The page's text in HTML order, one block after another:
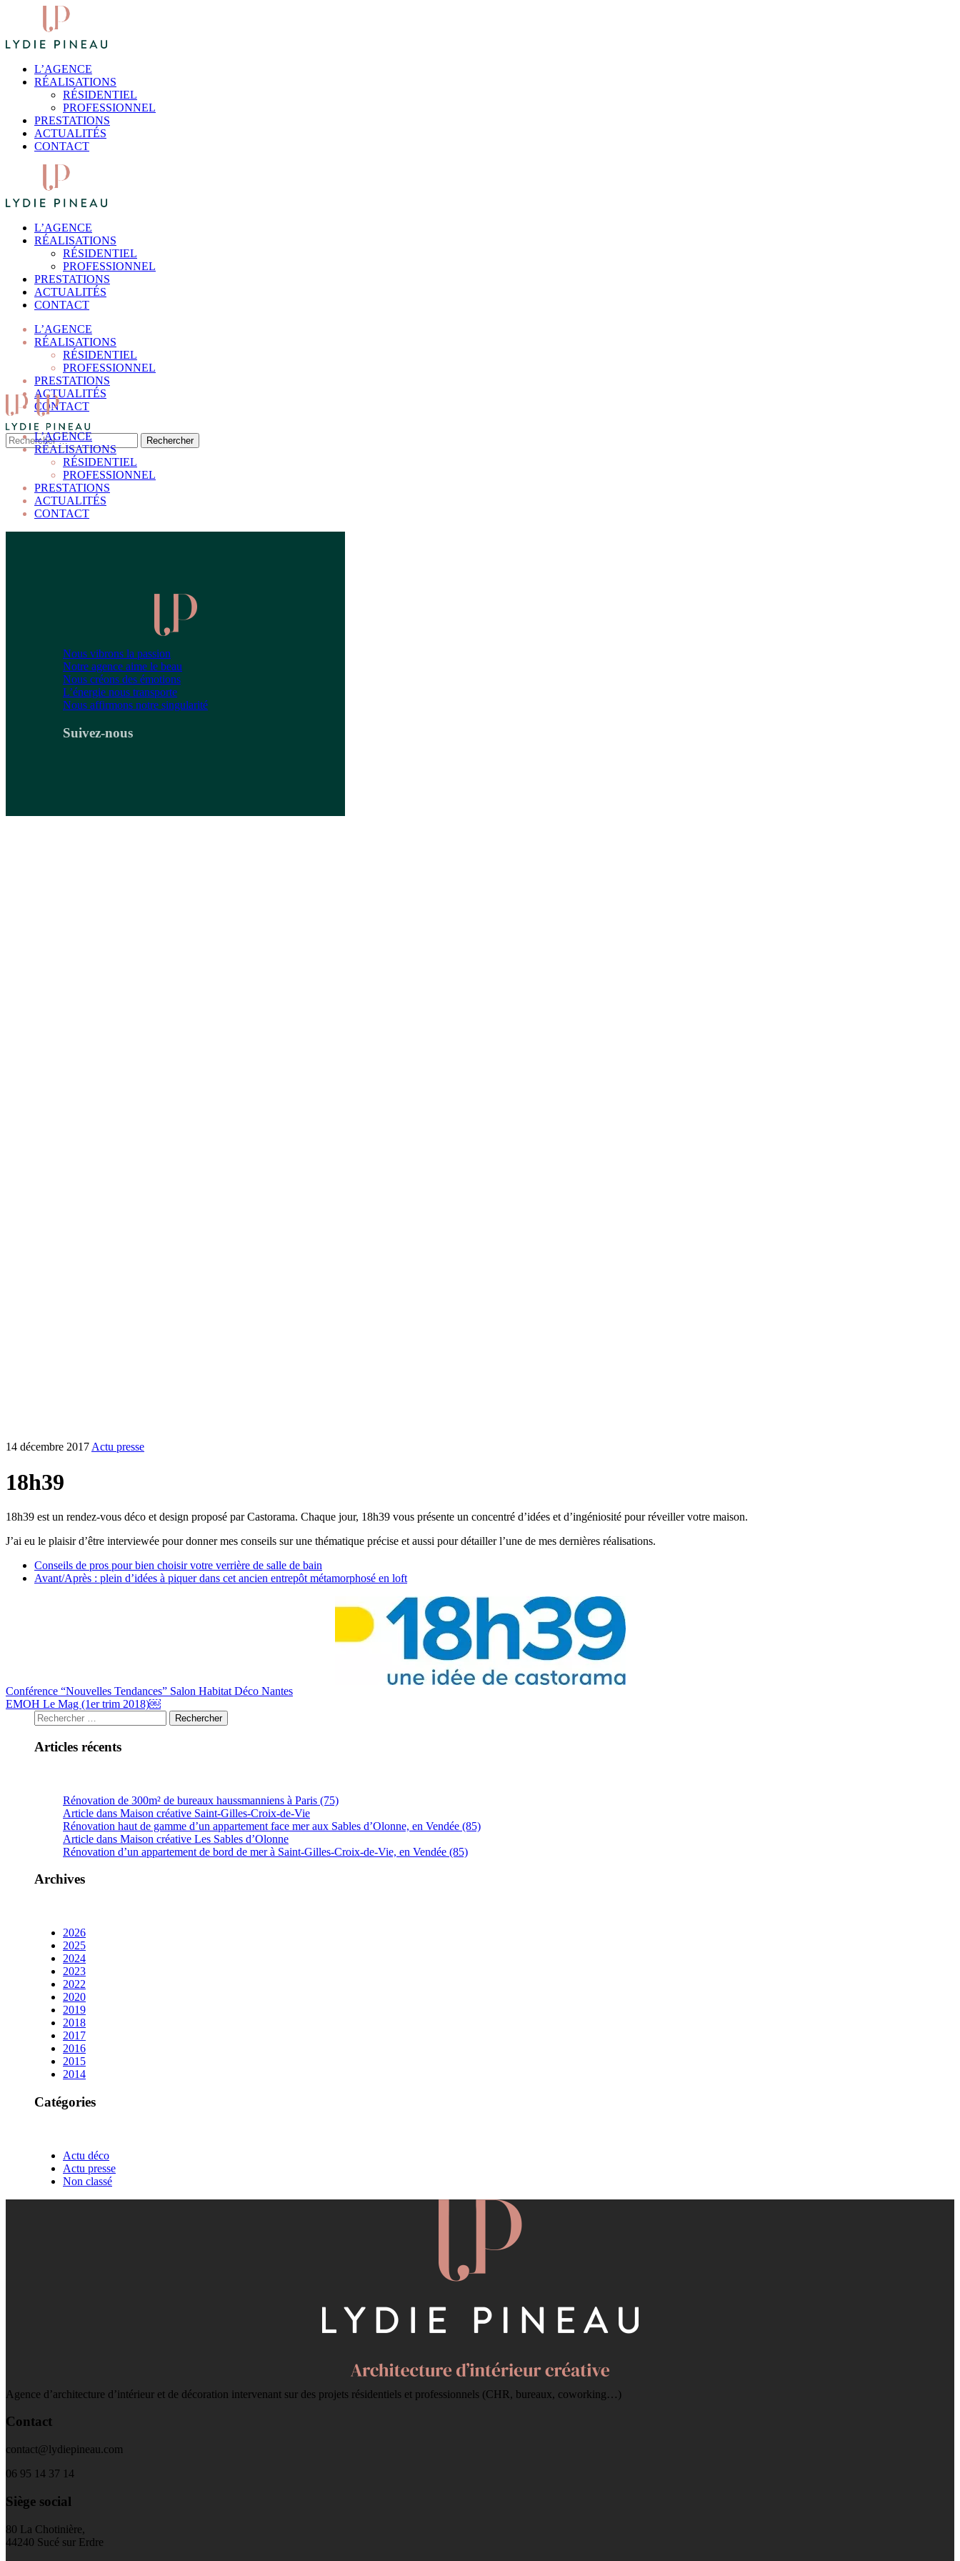
L’AGENCE
RÉALISATIONS
RÉSIDENTIEL
PROFESSIONNEL
PRESTATIONS
ACTUALITÉS
CONTACT
L’AGENCE
RÉALISATIONS
RÉSIDENTIEL
PROFESSIONNEL
PRESTATIONS
ACTUALITÉS
CONTACT
L’AGENCE
RÉALISATIONS
RÉSIDENTIEL
PROFESSIONNEL
PRESTATIONS
ACTUALITÉS
CONTACT
L’AGENCE
RÉALISATIONS
RÉSIDENTIEL
PROFESSIONNEL
PRESTATIONS
ACTUALITÉS
CONTACT
Nous vibrons la passion
Notre agence aime le beau
Nous créons des émotions
L’énergie nous transporte
Nous affirmons notre singularité
Suivez-nous
14 décembre 2017Actu presse
18h39
18h39 est un rendez-vous déco et design proposé par Castorama. Chaque jour, 18h39 vous présente un concentré d’idées et d’ingéniosité pour réveiller votre maison.
J’ai eu le plaisir d’être interviewée pour donner mes conseils sur une thématique précise et aussi pour détailler l’une de mes dernières réalisations.
Conseils de pros pour bien choisir votre verrière de salle de bain
Avant/Après : plein d’idées à piquer dans cet ancien entrepôt métamorphosé en loft
Conférence “Nouvelles Tendances” Salon Habitat Déco Nantes
EMOH Le Mag (1er trim 2018)￼
Articles récents
Rénovation de 300m² de bureaux haussmanniens à Paris (75)
Article dans Maison créative Saint-Gilles-Croix-de-Vie
Rénovation haut de gamme d’un appartement face mer aux Sables d’Olonne, en Vendée (85)
Article dans Maison créative Les Sables d’Olonne
Rénovation d’un appartement de bord de mer à Saint-Gilles-Croix-de-Vie, en Vendée (85)
Archives
2026
2025
2024
2023
2022
2020
2019
2018
2017
2016
2015
2014
Catégories
Actu déco
Actu presse
Non classé
Agence d’architecture d’intérieur et de décoration intervenant sur des projets résidentiels et professionnels (CHR, bureaux, coworking…)
Contact
contact@lydiepineau.com
06 95 14 37 14
Siège social
80 La Chotinière,
44240 Sucé sur Erdre